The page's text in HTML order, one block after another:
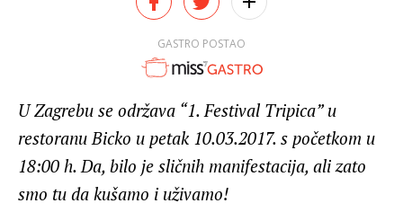
GASTRO POSTAO
U Zagrebu se održava “1. Festival Tripica” u
restoranu Bicko u petak 10.03.2017. s početkom u
18:00 h. Da, bilo je sličnih manifestacija, ali zato
smo tu da kušamo i uživamo!